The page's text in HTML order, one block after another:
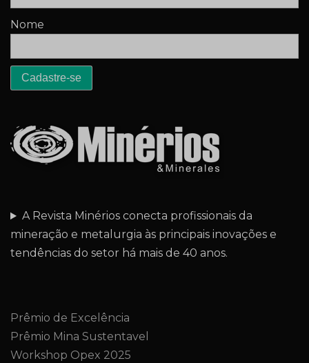
Nome
A Revista Minérios conecta profissionais da
mineração e metalurgia às principais inovações e
tendências do setor há mais de 40 anos.
Prêmio de Excelência
Prêmio Mina Sustentavel
Workshop Opex 2025